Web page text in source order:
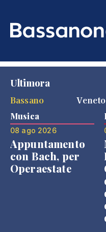
Ultimora
Bassano
Veneto
Musica
08 ago 2026
Appuntamento
con Bach, per
Operaestate